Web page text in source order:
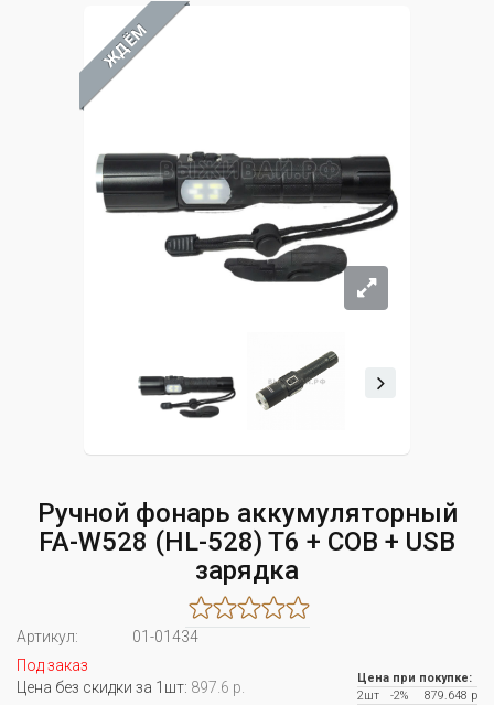
ЖДЁМ
Ручной фонарь аккумуляторный
FA-W528 (HL-528) T6 + COB + USB
зарядка
Артикул:
01-01434
Под заказ
Цена без скидки за 1шт: 897.6 р.
Цена при покупке:
2шт
-2%
879.648 р